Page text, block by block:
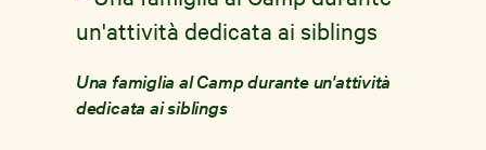
Una famiglia al Camp durante un'attività
dedicata ai siblings